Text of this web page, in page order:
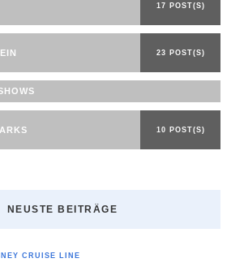
17 POST(S)
23 POST(S)
10 POST(S)
NEUSTE BEITRÄGE
CRUISE LINE